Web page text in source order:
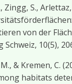
Zingg, S.,
von der
10(5),
& Kremen, C.
habitats